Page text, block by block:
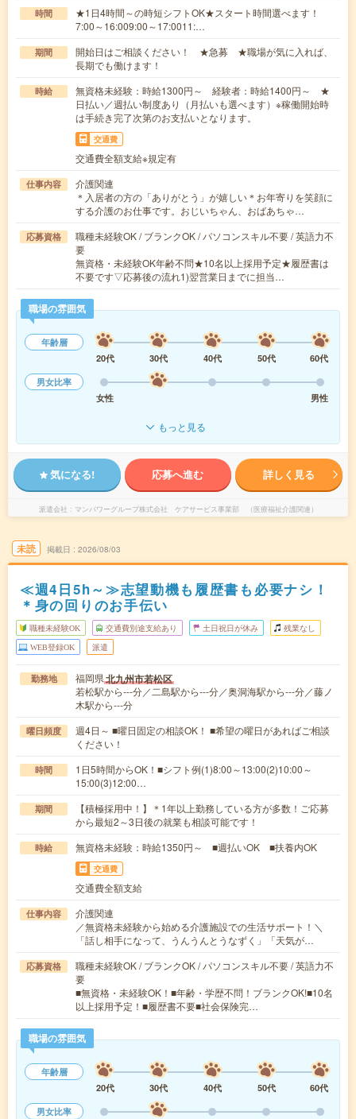
時間
★1日4時間～の時短シフトOK★スタート時間選べます！
7:00～16:009:00～17:0011:…
期間
開始日はご相談ください！ ★急募 ★職場が気に入れば、
長期でも働けます！
時給
無資格未経験：時給1300円～ 経験者：時給1400円～ ★
日払い／週払い制度あり（月払いも選べます）※稼働開始時
は手続き完了次第のお支払いとなります。
交通費
交通費全額支給※規定有
仕事内容
介護関連
＊入居者の方の「ありがとう」が嬉しい＊お年寄りを笑顔に
する介護のお仕事です。おじいちゃん、おばあちゃ…
応募資格
職種未経験OK / ブランクOK / パソコンスキル不要 / 英語力不
要
無資格・未経験OK年齢不問★10名以上採用予定★履歴書は
不要です▽応募後の流れ1)翌営業日までに担当…
職場の雰囲気
年齢層
20代
30代 40代 50代
60代
男女比率
女性
男性
もっと見る
気になる! 応募へ進む 詳しく見る
派遣会社 マンパワーグループ株式会社 ケアサービス事業部 （医療福祉介護関連）
未読 掲載日 2026/08/03
≪週4日5h～≫志望動機も履歴書も必要ナシ！
＊身の回りのお手伝い
職種未経験OK 交通費別途支給あり 土日祝日が休み 残業なし
WEB登録OK 派遣
勤務地 福岡県北九州市若松区
若松駅から---分／二島駅から---分／奥洞海駅から---分／藤ノ
木駅から---分
曜日頻度
週4日～ ■曜日固定の相談OK！ ■希望の曜日があればご相談
ください！
時間
1日5時間からOK！■シフト例(1)8:00～13:00(2)10:00～
15:00(3)12:00…
期間
【積極採用中！】＊1年以上勤務している方が多数！ご応募
から最短2～3日後の就業も相談可能です！
時給 無資格未経験：時給1350円～ ■週払いOK ■扶養内OK
交通費
交通費全額支給
仕事内容
介護関連
／無資格未経験から始める介護施設での生活サポート！＼
「話し相手になって、うんうんとうなずく」「天気が…
応募資格
職種未経験OK / ブランクOK / パソコンスキル不要 / 英語力不
要
■無資格・未経験OK！■年齢・学歴不問！ブランクOK!■10名
以上採用予定！■履歴書不要■社会保険完…
職場の雰囲気
年齢層
20代
30代 40代 50代
60代
男女比率